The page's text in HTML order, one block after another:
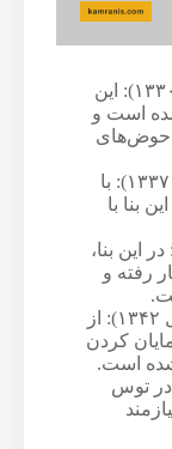
آرامگاه ابوعلی سینا در همدان (سال ۱۳۳۰): این
است و
و حوض‌های
آرامگاه کمال الملک در نیشابور (سال ۱۳۳۷): با
بنا با
خیام در نیشابور (سال ۱۳۳۸): در این بنا،
رفته و
آرامگاه نادرشاه افشار در مشهد (سال ۱۳۴۲): از
کردن
است.
در توس